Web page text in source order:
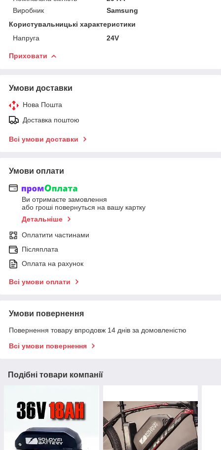
Виробник
Samsung
Користувальницькі характеристики
Напруга
24V
Приховати
Умови доставки
Нова Пошта
Доставка поштою
Всі умови доставки
Умови оплати
Ви отримаєте замовлення
або гроші повернуться на вашу картку
Детальніше
Оплатити частинами
Післяплата
Оплата на рахунок
Всі умови оплати
Умови повернення
Повернення товару впродовж 14 днів за домовленістю
Всі умови повернення
Подібні товари компанії